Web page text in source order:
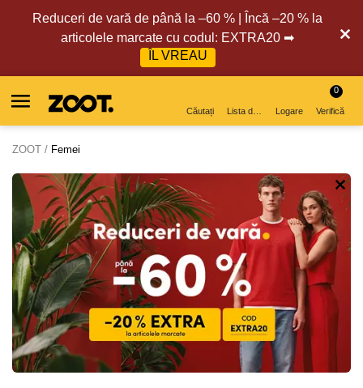
Reduceri de vară de până la –60 % | Încă –20 % la
articolele marcate cu codul: EXTRA20 ➡
ÎL VREAU
Căutați Logare Verifică
0
ZOOT Femei